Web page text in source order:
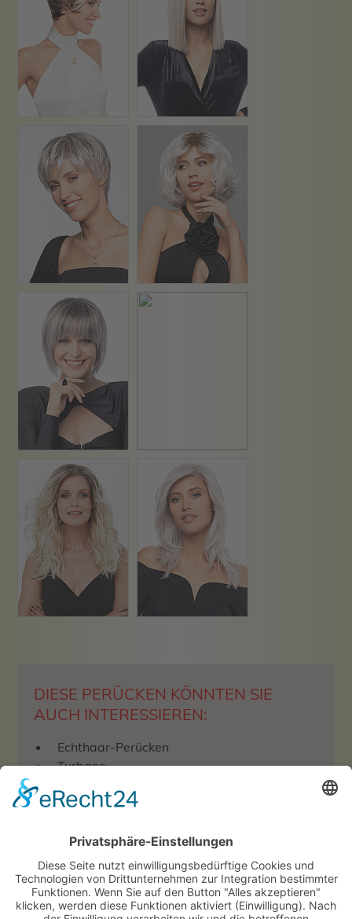
DIESE PERÜCKEN KÖNNTEN SIE
AUCH INTERESSIEREN:
Echthaar-Perücken
Turbane
Haarteil"
Perücken für kleine / große Köpfe
Männerperücken / Toupets
Fashion-Collection